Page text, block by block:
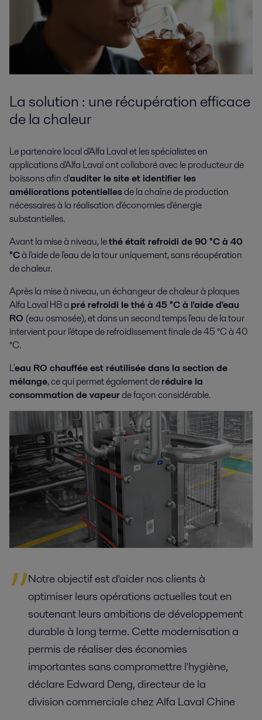
La solution : une récupération efficace
de la chaleur
Le partenaire local d'Alfa Laval et les spécialistes en
applications d'Alfa Laval ont collaboré avec le producteur de
boissons afin d'auditer le site et identifier les
améliorations potentiellesde la chaîne de production
nécessaires à la réalisation d'économies d'énergie
substantielles.
Avant la mise à niveau, lethé était refroidi de 90 °C à 40
°Cà l'aide de l'eau de la tour uniquement, sans récupération
de chaleur.
Après la mise à niveau, un échangeur de chaleur à plaques
Alfa Laval H8 a pré refroidi le thé à 45 °C à l'aide d'eau
RO (eau osmosée), et dans un second temps l'eau de la tour
intervient pour l'étape de refroidissement finale de 45 °C à 40
°C.
L'eau RO chauffée est réutilisée dans la section de
mélange, ce qui permet également deréduire la
consommation de vapeurde façon considérable.
Notre objectif est d'aider nos clients à
optimiser leurs opérations actuelles tout en
soutenant leurs ambitions de développement
durable à long terme. Cette modernisation a
permis de réaliser des économies
importantes sans compromettre l'hygiène,
déclare Edward Deng, directeur de la
division commerciale chez Alfa Laval Chine